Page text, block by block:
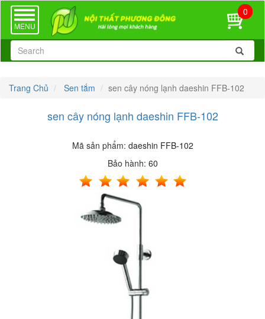
TOGGLE
NAVIGATION
MENU
0
Trang Chủ Sen tắm sen cây nóng lạnh daeshin FFB-102
sen cây nóng lạnh daeshin FFB-102
Mã sản phẩm: daeshin FFB-102
Bảo hành: 60